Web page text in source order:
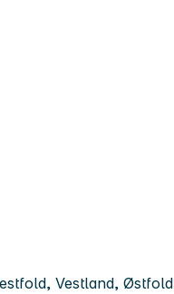
Vestland, Østfold